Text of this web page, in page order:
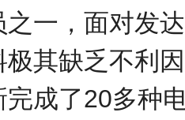
一，面对发
其缺乏不利
成了20多种